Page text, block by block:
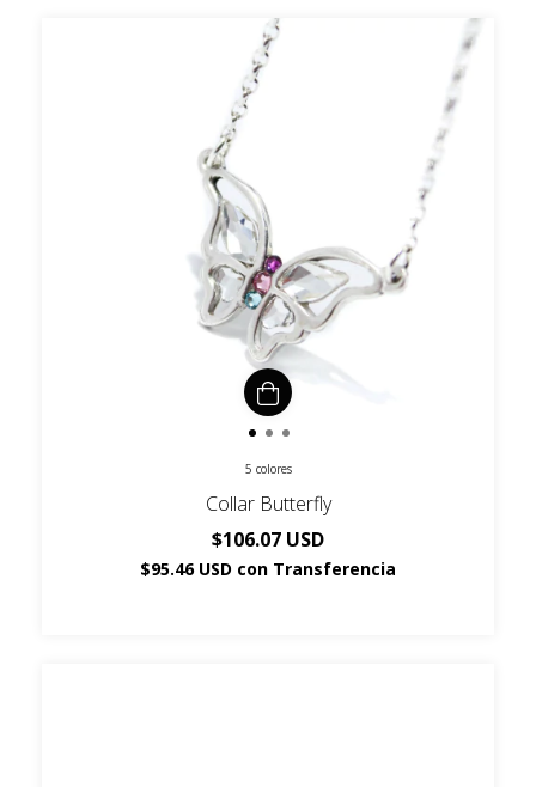
5 colores
Collar Butterfly
$106.07 USD
$95.46 USD con Transferencia